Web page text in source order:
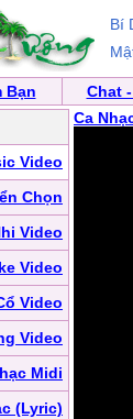
Bí
Bạn Chat
Video
Chọn
Video
Video
Video
Video
Midi
(Lyric)
Ca